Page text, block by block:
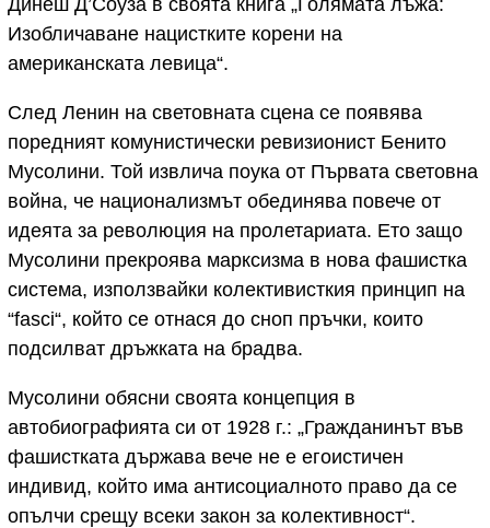
Изобличаване нацистките корени на
американската левица“.
След Ленин на световната сцена се появява
поредният комунистически ревизионист Бенито
Мусолини. Той извлича поука от Първата световна
война, че национализмът обединява повече от
идеята за революция на пролетариата. Ето защо
Мусолини прекроява марксизма в нова фашистка
система, използвайки колективисткия принцип на
“fasci“, който се отнася до сноп пръчки, които
подсилват дръжката на брадва.
Мусолини обясни своята концепция в
автобиографията си от 1928 г.: „Гражданинът във
фашистката държава вече не е егоистичен
индивид, който има антисоциалното право да се
опълчи срещу всеки закон за колективност“.